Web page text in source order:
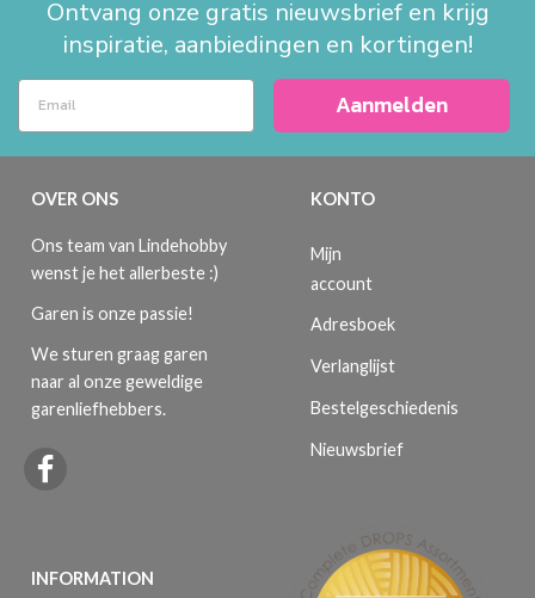
Ontvang onze gratis nieuwsbrief en krijg
inspiratie, aanbiedingen en kortingen!
Aanmelden
OVER ONS
Ons team van Lindehobby
wenst je het allerbeste :)
Garen is onze passie!
We sturen graag garen
naar al onze geweldige
garenliefhebbers.
INFORMATION
KONTO
Mijn
account
Adresboek
Verlanglijst
Bestelgeschiedenis
Nieuwsbrief